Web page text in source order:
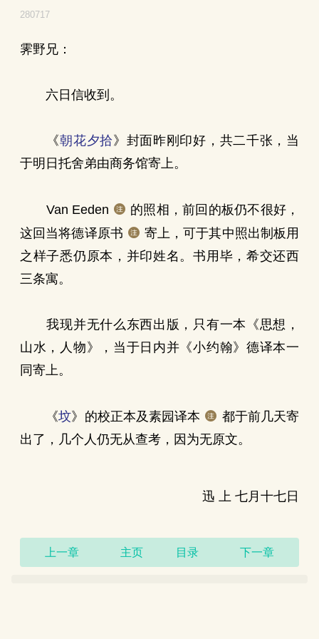
280717
霁野兄：
六日信收到。
《朝花夕拾 》封面昨刚印好，共二千张，当
于明日托舍弟由商务馆寄上。
Van Eeden
的照相，前回的板仍不很好，
这回当将德译原书
寄上，可于其中照出制板用
之样子悉仍原本，并印姓名。书用毕，希交还西
三条寓。
我现并无什么东西出版，只有一本《思想，
山水，人物》，当于日内并《小约翰》德译本一
同寄上。
《坟》的校正本及素园译本
都于前几天寄
出了，几个人仍无从查考，因为无原文。
迅 上 七月十七日
上一章 主页 目录 下一章